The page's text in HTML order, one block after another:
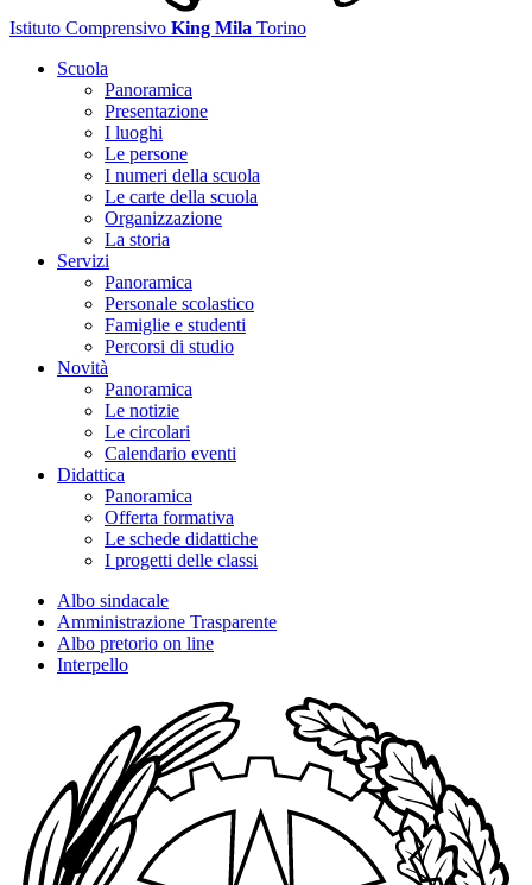
Istituto Comprensivo King Mila Torino
Scuola
Panoramica
Presentazione
I luoghi
Le persone
I numeri della scuola
Le carte della scuola
Organizzazione
La storia
Servizi
Panoramica
Personale scolastico
Famiglie e studenti
Percorsi di studio
Novità
Panoramica
Le notizie
Le circolari
Calendario eventi
Didattica
Panoramica
Offerta formativa
Le schede didattiche
I progetti delle classi
Albo sindacale
Amministrazione Trasparente
Albo pretorio on line
Interpello